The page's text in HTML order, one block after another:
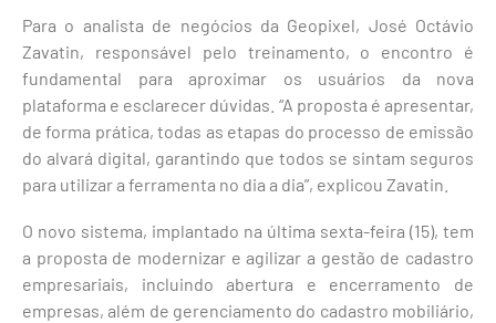
Para o analista de negócios da Geopixel, José Octávio
Zavatin, responsável pelo treinamento, o encontro é
fundamental para aproximar os usuários da nova
plataforma e esclarecer dúvidas. “A proposta é apresentar,
de forma prática, todas as etapas do processo de emissão
do alvará digital, garantindo que todos se sintam seguros
para utilizar a ferramenta no dia a dia”, explicou Zavatin.
O novo sistema, implantado na última sexta-feira (15), tem
a proposta de modernizar e agilizar a gestão de cadastro
empresariais, incluindo abertura e encerramento de
empresas, além de gerenciamento do cadastro mobiliário,